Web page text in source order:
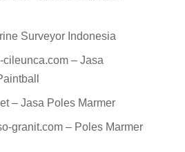
Surveyor Indonesia
– Jasa
– Jasa Poles Marmer
granit.com – Poles Marmer